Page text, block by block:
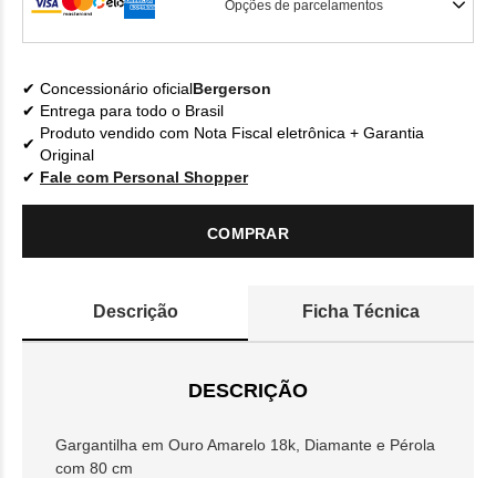
Opções de parcelamentos
Concessionário oficialBergerson
Entrega para todo o Brasil
Produto vendido com Nota Fiscal eletrônica + Garantia
Original
Fale com Personal Shopper
COMPRAR
Descrição Ficha Técnica
DESCRIÇÃO
Gargantilha em Ouro Amarelo 18k, Diamante e Pérola
com 80 cm